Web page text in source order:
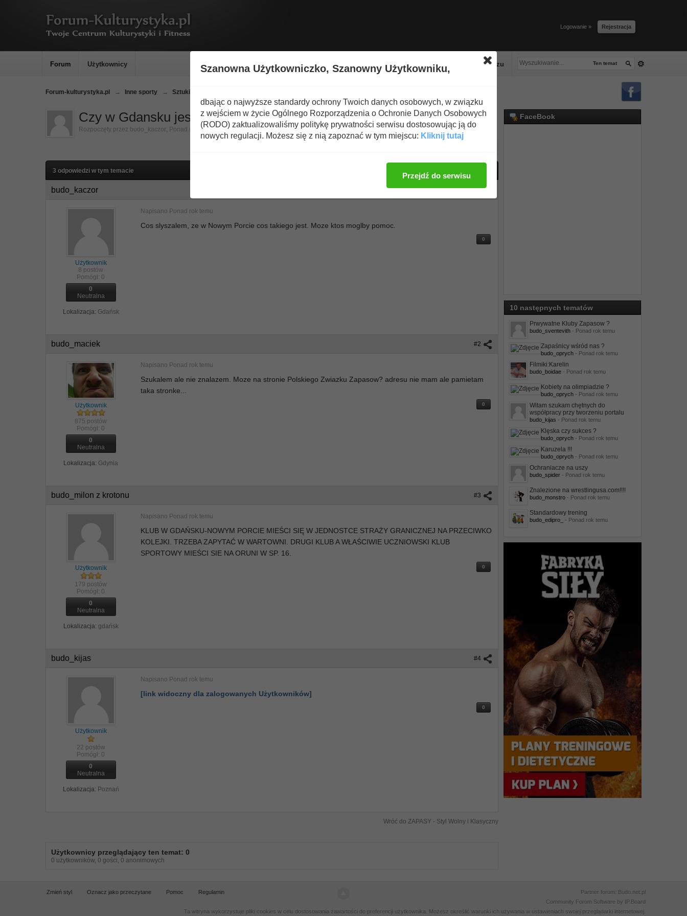
Logowanie » Rejestracja
Ten temat
Spalacze tłuszczu
Wyświetl nową zawartość
Forum Użytkownicy
Forum-kulturystyka.pl → Inne sporty → Sztuki walki
Czy w Gdansku jest gdzies sekcja zapasnicza?
Rozpoczęty przez budo_kaczor, Ponad rok temu
3 odpowiedzi w tym temacie
#1
budo_kaczor
Użytkownik
8 postów
Pomógł: 0
0
Neutralna
Lokalizacja: Gdańsk
Napisano Ponad rok temu
Cos slyszalem, ze w Nowym Porcie cos takiego jest. Moze ktos moglby pomoc.
0
#2
budo_maciek
Użytkownik
875 postów
Pomógł: 0
0
Neutralna
Lokalizacja: Gdynia
Napisano Ponad rok temu
Szukalem ale nie znalazem. Moze na stronie Polskiego Zwiazku Zapasow? adresu nie mam ale pamietam
taka stronke...
0
#3
budo_milon z krotonu
Użytkownik
179 postów
Pomógł: 0
0
Neutralna
Lokalizacja: gdańsk
Napisano Ponad rok temu
KLUB W GDAŃSKU-NOWYM PORCIE MIEŚCI SIĘ W JEDNOSTCE STRAŻY GRANICZNEJ NA PRZECIWKO
KOLEJKI. TRZEBA ZAPYTAĆ W WARTOWNI. DRUGI KLUB A WŁAŚCIWIE UCZNIOWSKI KLUB
SPORTOWY MIEŚCI SIE NA ORUNI W SP. 16.
0
#4
budo_kijas
Użytkownik
22 postów
Pomógł: 0
0
Neutralna
Lokalizacja: Poznań
Napisano Ponad rok temu
[link widoczny dla zalogowanych Użytkowników]
0
Wróć do ZAPASY - Styl Wolny i Klasyczny
Użytkownicy przeglądający ten temat: 0
0 użytkowników, 0 gości, 0 anonimowych
FaceBook
10 następnych tematów
Prwywatne Kluby Zapasow ?
budo_sventevith- Ponad rok temu
Zapaśnicy wśród nas ?
budo_oprych- Ponad rok temu
Filmiki:Karelin
budo_boidae- Ponad rok temu
Kobiety na olimpiadzie ?
budo_oprych- Ponad rok temu
Witam szukam chętnych do
współpracy przy tworzeniu portalu
budo_kijas - Ponad rok temu
Klęska czy sukces ?
budo_oprych- Ponad rok temu
Karuzela !!!
budo_oprych- Ponad rok temu
Ochraniacze na uszy
budo_spider- Ponad rok temu
Znalezione na wrestlingusa.com!!!!
budo_monstro- Ponad rok temu
Standardowy trening
budo_edipro_ - Ponad rok temu
Szanowna Użytkowniczko, Szanowny Użytkowniku,
dbając o najwyższe standardy ochrony Twoich danych osobowych, w związku
z wejściem w życie Ogólnego Rozporządzenia o Ochronie Danych Osobowych
(RODO) zaktualizowaliśmy politykę prywatności serwisu dostosowując ją do
nowych regulacji. Możesz się z nią zapoznać w tym miejscu: Kliknij tutaj
Przejdź do serwisu